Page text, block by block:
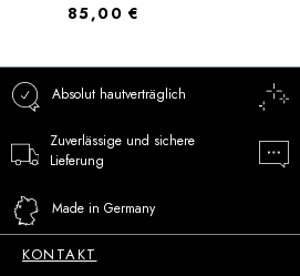
Regulärer Preis:
85,00 €
Absolut hautverträglich
Zuverlässige und sichere
Lieferung
Made in Germany
KONTAKT